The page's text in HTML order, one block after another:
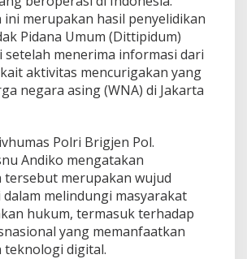
merupakan hasil penyelidikan
Pidana Umum (Dittipidum)
setelah menerima informasi dari
aktivitas mencurigakan yang
negara asing (WNA) di Jakarta
Polri Brigjen Pol.
Andiko mengatakan
merupakan wujud
melindungi masyarakat
hukum, termasuk terhadap
yang memanfaatkan
teknologi digital.